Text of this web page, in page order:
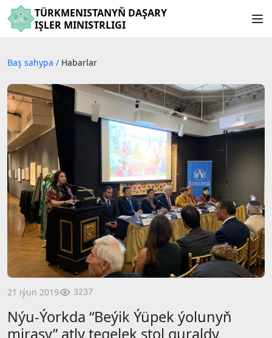
TÜRKMENISTANYŇ DAŞARY
IŞLER MINISTRLIGI
Baş sahypa / Habarlar
21 iýun 2019 3237
Nýu-Ýorkda “Beýik Ýüpek ýolunyň
mirasy” atly tegelek stol guraldy